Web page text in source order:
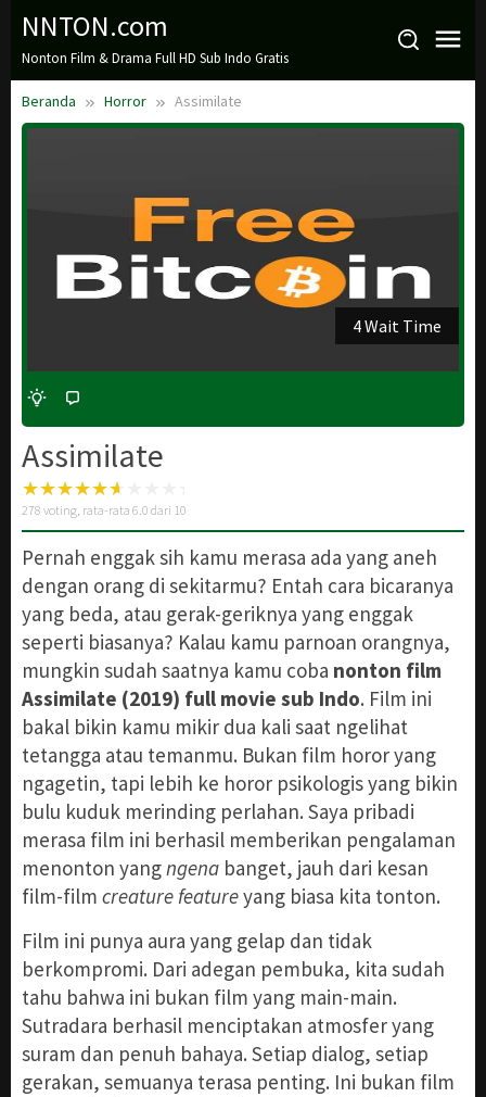
Loncat
konten
NNTON.com
Nonton Film & Drama Full HD Sub Indo Gratis
Beranda Horror Assimilate
3 Wait Time
Assimilate
278 voting, rata-rata 6.0 dari 10
Pernah enggak sih kamu merasa ada yang aneh
dengan orang di sekitarmu? Entah cara bicaranya
yang beda, atau gerak-geriknya yang enggak
seperti biasanya? Kalau kamu parnoan orangnya,
mungkin sudah saatnya kamu coba nonton film
Assimilate (2019) full movie sub Indo. Film ini
bakal bikin kamu mikir dua kali saat ngelihat
tetangga atau temanmu. Bukan film horor yang
ngagetin, tapi lebih ke horor psikologis yang bikin
bulu kuduk merinding perlahan. Saya pribadi
merasa film ini berhasil memberikan pengalaman
menonton yangngena banget, jauh dari kesan
film-film creature featureyang biasa kita tonton.
Film ini punya aura yang gelap dan tidak
berkompromi. Dari adegan pembuka, kita sudah
tahu bahwa ini bukan film yang main-main.
Sutradara berhasil menciptakan atmosfer yang
suram dan penuh bahaya. Setiap dialog, setiap
gerakan, semuanya terasa penting. Ini bukan film